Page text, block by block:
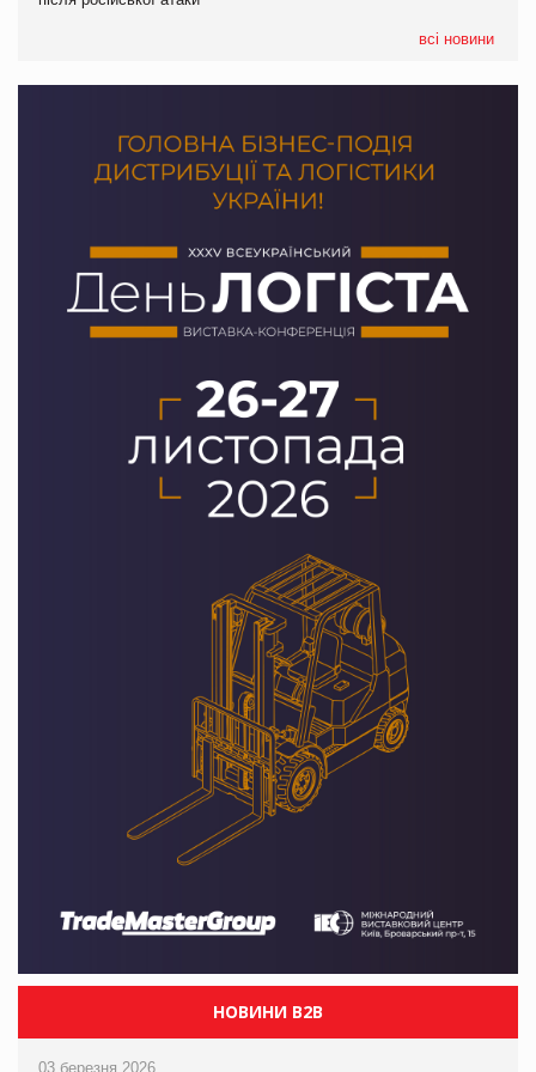
всі новини
Сергій Лісунов про заморожені хлібобулочні вироби на
НОВИНИ B2B
03 березня 2026